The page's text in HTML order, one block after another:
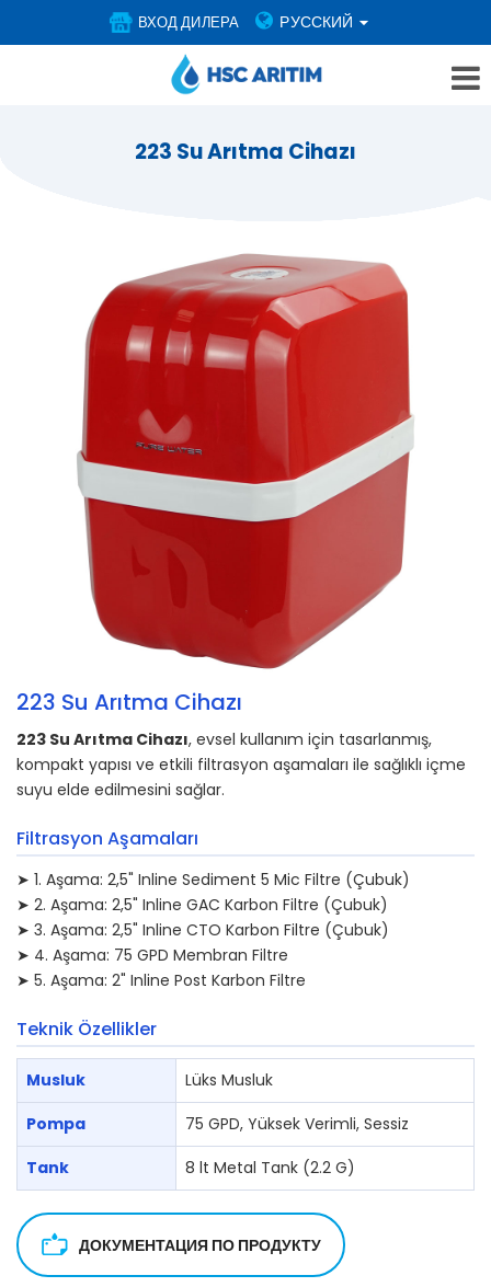
ВХОД ДИЛЕРА РУССКИЙ
223 Su Arıtma Cihazı
223 Su Arıtma Cihazı
223 Su Arıtma Cihazı, evsel kullanım için tasarlanmış,
kompakt yapısı ve etkili filtrasyon aşamaları ile sağlıklı içme
suyu elde edilmesini sağlar.
Filtrasyon Aşamaları
➤ 1. Aşama: 2,5" Inline Sediment 5 Mic Filtre (Çubuk)
➤ 2. Aşama: 2,5" Inline GAC Karbon Filtre (Çubuk)
➤ 3. Aşama: 2,5" Inline CTO Karbon Filtre (Çubuk)
➤ 4. Aşama: 75 GPD Membran Filtre
➤ 5. Aşama: 2" Inline Post Karbon Filtre
Teknik Özellikler
Musluk
Lüks Musluk
Pompa
75 GPD, Yüksek Verimli, Sessiz
Tank
8 lt Metal Tank (2.2 G)
ДОКУМЕНТАЦИЯ ПО ПРОДУКТУ